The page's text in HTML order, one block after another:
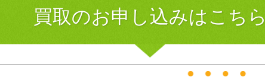
買取のお申し込みはこちら